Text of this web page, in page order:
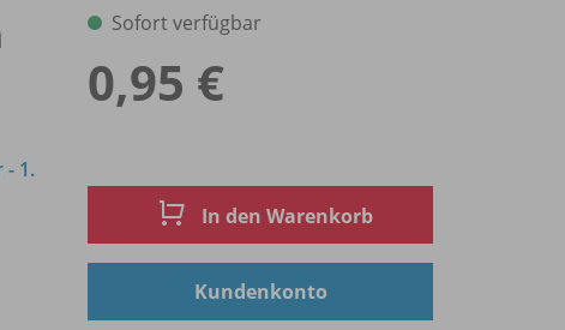
- 1.
Sofort verfügbar
0,95 €
In den Warenkorb
Kundenkonto